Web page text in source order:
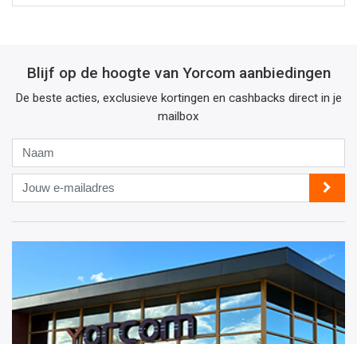
Blijf op de hoogte van Yorcom aanbiedingen
De beste acties, exclusieve kortingen en cashbacks direct in je
mailbox
Jouw
e-
mailadres